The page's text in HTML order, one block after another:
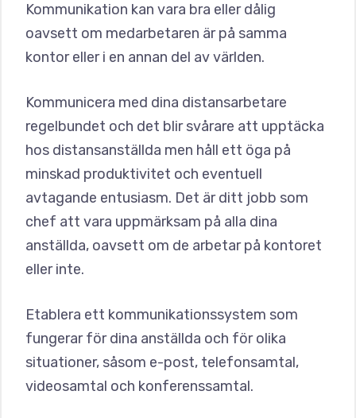
Kommunikation kan vara bra eller dålig
oavsett om medarbetaren är på samma
kontor eller i en annan del av världen.
Kommunicera med dina distansarbetare
regelbundet och det blir svårare att upptäcka
hos distansanställda men håll ett öga på
minskad produktivitet och eventuell
avtagande entusiasm. Det är ditt jobb som
chef att vara uppmärksam på alla dina
anställda, oavsett om de arbetar på kontoret
eller inte.
Etablera ett kommunikationssystem som
fungerar för dina anställda och för olika
situationer, såsom e-post, telefonsamtal,
videosamtal och konferenssamtal.